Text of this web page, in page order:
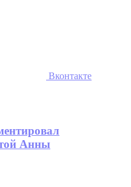
Вконтакте
Анны